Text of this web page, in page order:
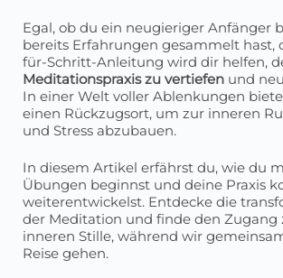
Egal, ob du ein neugieriger Anfänger
bereits Erfahrungen gesammelt hast,
für-Schritt-Anleitung wird dir helfen,
Meditationspraxis zu vertiefen und
In einer Welt voller Ablenkungen
einen Rückzugsort, um zur inneren
und Stress abzubauen.
In diesem Artikel erfährst du, wie du
Übungen beginnst und deine Praxis
weiterentwickelst. Entdecke die
der Meditation und finde den Zugang
inneren Stille, während wir
Reise gehen.